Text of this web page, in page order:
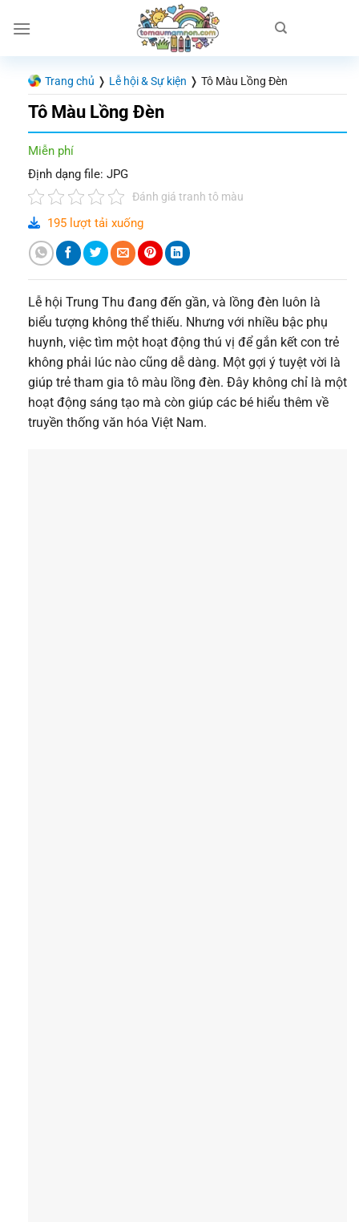
đến
Trang chủ ❭ Lễ hội & Sự kiện ❭ Tô Màu Lồng Đèn
Tô Màu Lồng Đèn
Miễn phí
Định dạng file: JPG
Đánh giá tranh tô màu
195 lượt tải xuống
Lễ hội Trung Thu đang đến gần, và lồng đèn luôn là
biểu tượng không thể thiếu. Nhưng với nhiều bậc phụ
huynh, việc tìm một hoạt động thú vị để gắn kết con trẻ
không phải lúc nào cũng dễ dàng. Một gợi ý tuyệt vời là
giúp trẻ tham gia tô màu lồng đèn. Đây không chỉ là một
hoạt động sáng tạo mà còn giúp các bé hiểu thêm về
truyền thống văn hóa Việt Nam.